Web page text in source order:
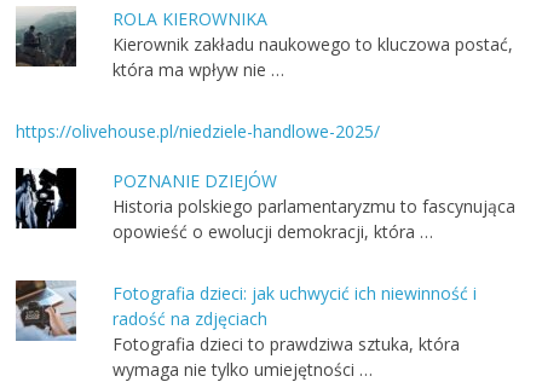
ROLA KIEROWNIKA
Kierownik zakładu naukowego to kluczowa postać,
która ma wpływ nie …
https://olivehouse.pl/niedziele-handlowe-2025/
POZNANIE DZIEJÓW
Historia polskiego parlamentaryzmu to fascynująca
opowieść o ewolucji demokracji, która …
Fotografia dzieci: jak uchwycić ich niewinność i
radość na zdjęciach
Fotografia dzieci to prawdziwa sztuka, która
wymaga nie tylko umiejętności …